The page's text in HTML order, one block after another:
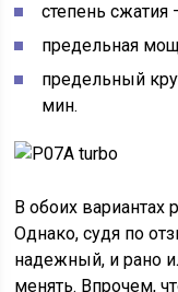
степень сжатия
предельная
предельный
мин.
В обоих вариантах
Однако, судя по
надежный, и рано
менять. Впрочем,